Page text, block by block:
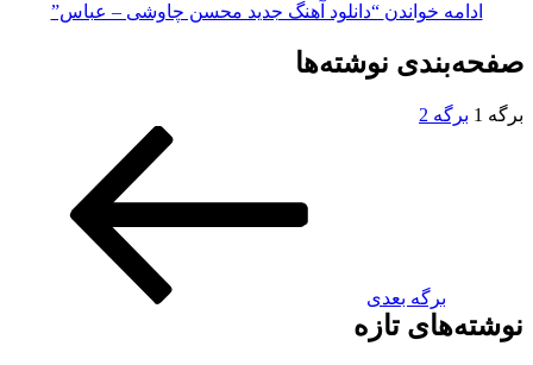
خواندن“دانلود آهنگ جدید محسن چاوشی – عباس”
نوشته‌ها
2
برگه بعدی
تازه